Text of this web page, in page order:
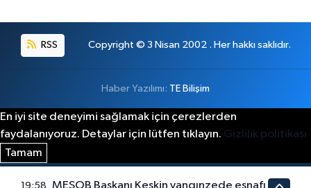
RSS Copyright © 3 Nisan 2002 . Her hakkı saklıdır.
Haber Yazılımı: TE Bilişim
En iyi site deneyimi sağlamak için çerezlerden
faydalanıyoruz. Detaylar için lütfen tıklayın. Gizlilik politikası
Tamam
19:58 MESOB Başkanı Keskin yangınzede esnafı